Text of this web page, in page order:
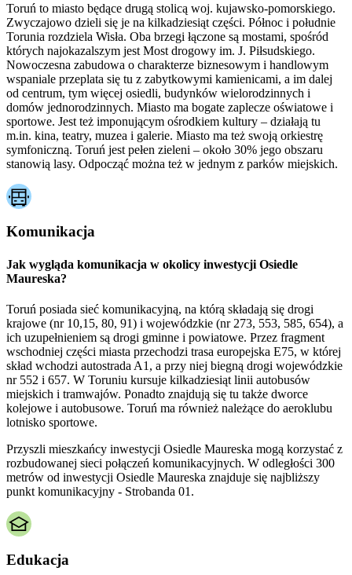
Toruń to miasto będące drugą stolicą woj. kujawsko-pomorskiego.
Zwyczajowo dzieli się je na kilkadziesiąt części. Północ i południe
Torunia rozdziela Wisła. Oba brzegi łączone są mostami, spośród
których najokazalszym jest Most drogowy im. J. Piłsudskiego.
Nowoczesna zabudowa o charakterze biznesowym i handlowym
wspaniale przeplata się tu z zabytkowymi kamienicami, a im dalej
od centrum, tym więcej osiedli, budynków wielorodzinnych i
domów jednorodzinnych. Miasto ma bogate zaplecze oświatowe i
sportowe. Jest też imponującym ośrodkiem kultury – działają tu
m.in. kina, teatry, muzea i galerie. Miasto ma też swoją orkiestrę
symfoniczną. Toruń jest pełen zieleni – około 30% jego obszaru
stanowią lasy. Odpocząć można też w jednym z parków miejskich.
Komunikacja
Jak wygląda komunikacja w okolicy inwestycji Osiedle
Maureska?
Toruń posiada sieć komunikacyjną, na którą składają się drogi
krajowe (nr 10,15, 80, 91) i wojewódzkie (nr 273, 553, 585, 654), a
ich uzupełnieniem są drogi gminne i powiatowe. Przez fragment
wschodniej części miasta przechodzi trasa europejska E75, w której
skład wchodzi autostrada A1, a przy niej biegną drogi wojewódzkie
nr 552 i 657. W Toruniu kursuje kilkadziesiąt linii autobusów
miejskich i tramwajów. Ponadto znajdują się tu także dworce
kolejowe i autobusowe. Toruń ma również należące do aeroklubu
lotnisko sportowe.
Przyszli mieszkańcy inwestycji Osiedle Maureska mogą korzystać z
rozbudowanej sieci połączeń komunikacyjnych. W odległości 300
metrów od inwestycji Osiedle Maureska znajduje się najbliższy
punkt komunikacyjny - Strobanda 01.
Edukacja